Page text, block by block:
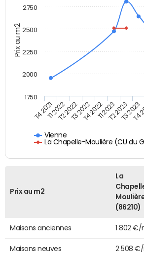
Prix au m2
Vienne
La Chapelle-Moulière (CU du
T4 2021T1 2022T2 2022T3 2022T4 2022T1 2023T2 2023T3 2023
T4
1750
2000
2250
2500
2750
Prix au m2
La
(86210)
Maisons anciennes 1 802 €/
Maisons neuves 2 508